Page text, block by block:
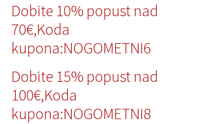
Dobite 10% popust nad
70€,Koda
kupona:NOGOMETNI6
Dobite 15% popust nad
100€,Koda
kupona:NOGOMETNI8